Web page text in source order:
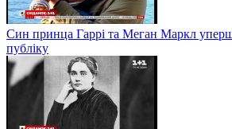
Син принца Гаррі та Меган Маркл
публіку